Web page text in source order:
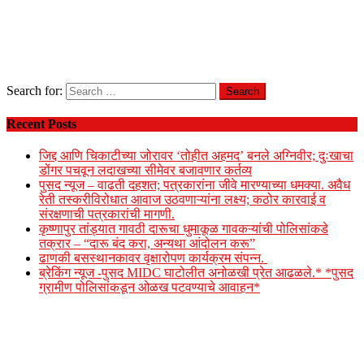
Search for:
Recent Posts
जिद्द आणि चिकाटीच्या जोरावर ‘तोहीत अहमद’ बनले अग्निवीर; दुःखाचा
डोंगर पचवून लदाखच्या सीमेवर बजावणार कर्तव्य
पुसद न्यूज – वाढती दहशत; पत्रकारांना जीवे मारण्याच्या धमक्या. अवैध
रेती तस्करीविरोधात आवाज उठवणाऱ्यांना लक्ष्य; कठोर कारवाई व
संरक्षणाची पत्रकारांची मागणी.
कृष्णापुर तांड्यात गावठी दारूचा धुमाकूळ गावकऱ्यांची पोलिसांकडे
तक्रार – “दारू बंद करा, अन्यथा आंदोलन करू”
ढाणकी बसस्थानकावर वृक्षारोपण कार्यक्रम संपन्न.
ब्रेकिंग न्यूज -पुसद MIDC घाटोलीत अनोळखी प्रेत आढळले.* *पुसद
ग्रामीण पोलिसांकडून ओळख पटवण्याचे आवाहन*